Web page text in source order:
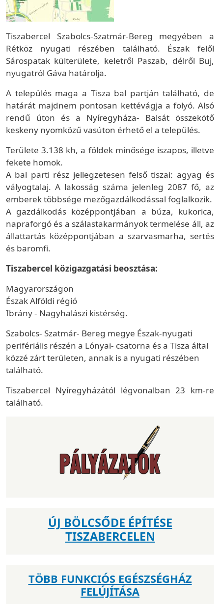
Tiszabercel Szabolcs-Szatmár-Bereg megyében a
Rétköz nyugati részében található. Észak felől
Sárospatak külterülete, keletről Paszab, délről Buj,
nyugatról Gáva határolja.
A település maga a Tisza bal partján található, de
határát majdnem pontosan kettévágja a folyó. Alsó
rendű úton és a Nyíregyháza- Balsát összekötő
keskeny nyomközű vasúton érhető el a település.
Területe 3.138 kh, a földek minősége iszapos, illetve
fekete homok.
A bal parti rész jellegzetesen felső tiszai: agyag és
vályogtalaj. A lakosság száma jelenleg 2087 fő, az
emberek többsége mezőgazdálkodással foglalkozik.
A gazdálkodás középpontjában a búza, kukorica,
napraforgó és a szálastakarmányok termelése áll, az
állattartás középpontjában a szarvasmarha, sertés
és baromfi.
Tiszabercel közigazgatási beosztása:
Magyarországon
Észak Alföldi régió
Ibrány - Nagyhalászi kistérség.
Szabolcs- Szatmár- Bereg megye Észak-nyugati
perifériális részén a Lónyai- csatorna és a Tisza által
közzé zárt területen, annak is a nyugati részében
található.
Tiszabercel Nyíregyházától légvonalban 23 km-re
található.
ÚJ BÖLCSŐDE ÉPÍTÉSE
TISZABERCELEN
TÖBB FUNKCIÓS EGÉSZSÉGHÁZ
FELÚJÍTÁSA